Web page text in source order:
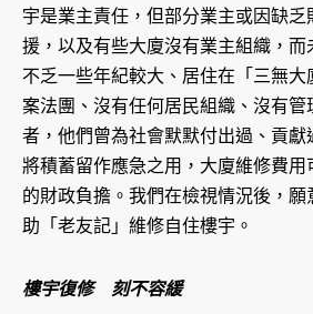
宇是業主責任，但部分業主或因缺乏
援，以及有些大廈沒有業主組織，而
不乏一些年紀較大、居住在「三無
案法團、沒有任何居民組織、沒有
者，他們曾為社會默默付出過、貢獻
將積蓄留作應急之用，大廈維修費
的財政負擔。我們在檢視情況後，
助「老友記」維修自住樓宇。
樓宇復修 刻不容緩